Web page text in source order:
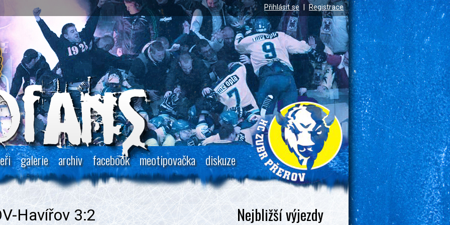
Přihlásit se Registrace
galerie archiv facebook meotipovačka diskuze
Havířov 3:2 Nejbližší výjezdy